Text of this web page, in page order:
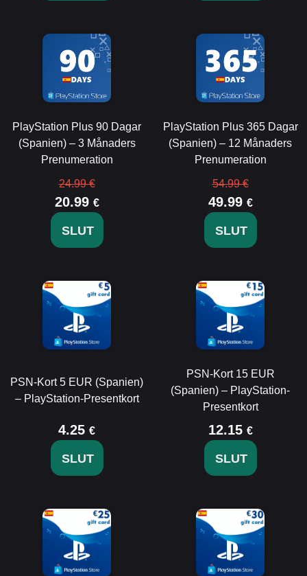
PlayStation Plus 90 Dagar
(Spanien) – 3 Månaders
Prenumeration
24.99 €
20.99 €
SLUT
PlayStation Plus 365 Dagar
(Spanien) – 12 Månaders
Prenumeration
54.99 €
49.99 €
SLUT
PSN-Kort 5 EUR (Spanien)
– PlayStation-Presentkort
4.25 €
SLUT
PSN-Kort 15 EUR
(Spanien) – PlayStation-
Presentkort
12.15 €
SLUT